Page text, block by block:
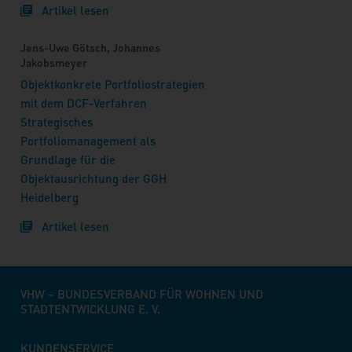
Artikel lesen
Jens-Uwe Götsch, Johannes
Jakobsmeyer
Objektkonkrete Portfoliostrategien
mit dem DCF-Verfahren
Strategisches
Portfoliomanagement als
Grundlage für die
Objektausrichtung der GGH
Heidelberg
Artikel lesen
VHW – BUNDESVERBAND FÜR WOHNEN UND
STADTENTWICKLUNG E. V.
KUNDENSERVICE